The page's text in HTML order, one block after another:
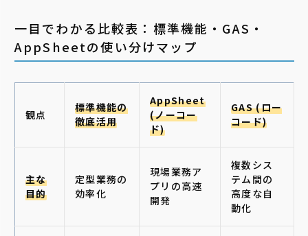
一目でわかる比較表：標準機能・GAS・
AppSheetの使い分けマップ
観点
標準機能の
徹底活用
AppSheet
(ノーコー
ド)
GAS (ロー
コード)
主な
目的
定型業務の
効率化
現場業務ア
プリの高速
開発
複数シス
テム間の
高度な自
動化